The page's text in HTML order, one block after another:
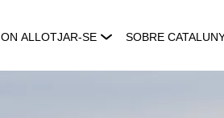
ON ALLOTJAR-SE SOBRE